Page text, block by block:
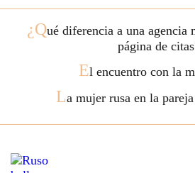
¿Qué diferencia a una agencia
página de
El encuentro con la
La mujer rusa en la